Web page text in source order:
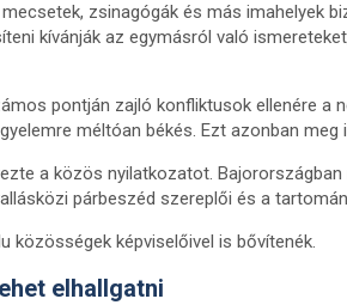
zsinagógák és más imahelyek
kívánják az egymásról való
pontján zajló konfliktusok ellenére a
méltóan békés. Ezt azonban meg
a közös nyilatkozatot.
párbeszéd szereplői és a
közösségek képviselőivel is bővítenék.
elhallgatni